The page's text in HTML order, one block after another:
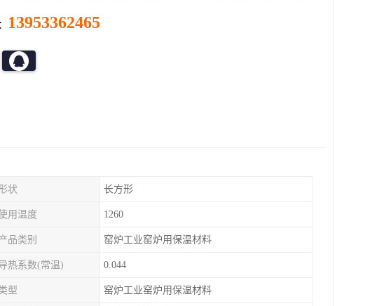
13953362465
状 长方形
用温度 1260
品类别 窑炉工业窑炉用保温材料
热系数(常温) 0.044
型 窑炉工业窑炉用保温材料